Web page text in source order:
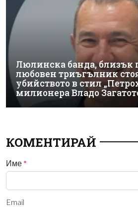
Люлинска банда, близък
любовен триъгълник
убийството в стил
милионера Владо
КОМЕНТИРАЙ
Име *
Email